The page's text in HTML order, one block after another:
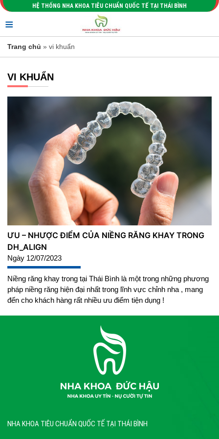
HỆ THỐNG NHA KHOA TIÊU CHUẨN QUỐC TẾ TẠI THÁI BÌNH
≡
Trang chủ » vi khuẩn
VI KHUẨN
ƯU – NHƯỢC ĐIỂM CỦA NIỀNG RĂNG KHAY TRONG
DH_ALIGN
Ngày 12/07/2023
Niềng răng khay trong tại Thái Bình là một trong những phương
pháp niềng răng hiện đại nhất trong lĩnh vực chỉnh nha , mang
đến cho khách hàng rất nhiều ưu điểm tiện dụng !
NHA KHOA TIÊU CHUẨN QUỐC TẾ TẠI THÁI BÌNH